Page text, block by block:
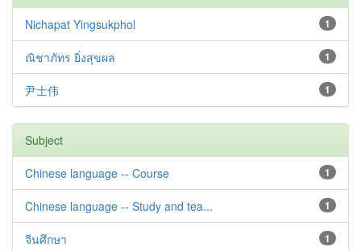
1
Nichapat Yingsukphol
1
ณิชาภัทร ยิ่งสุขผล
1
尹士伟
Subject
1
Chinese language -- Course
1
Chinese language -- Study and tea...
1
จีนศึกษา